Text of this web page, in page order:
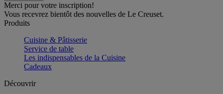
Merci pour votre inscription!
Vous recevrez bientôt des nouvelles de Le Creuset.
Produits
Cuisine & Pâtisserie
Service de table
Les indispensables de la Cuisine
Cadeaux
Découvrir